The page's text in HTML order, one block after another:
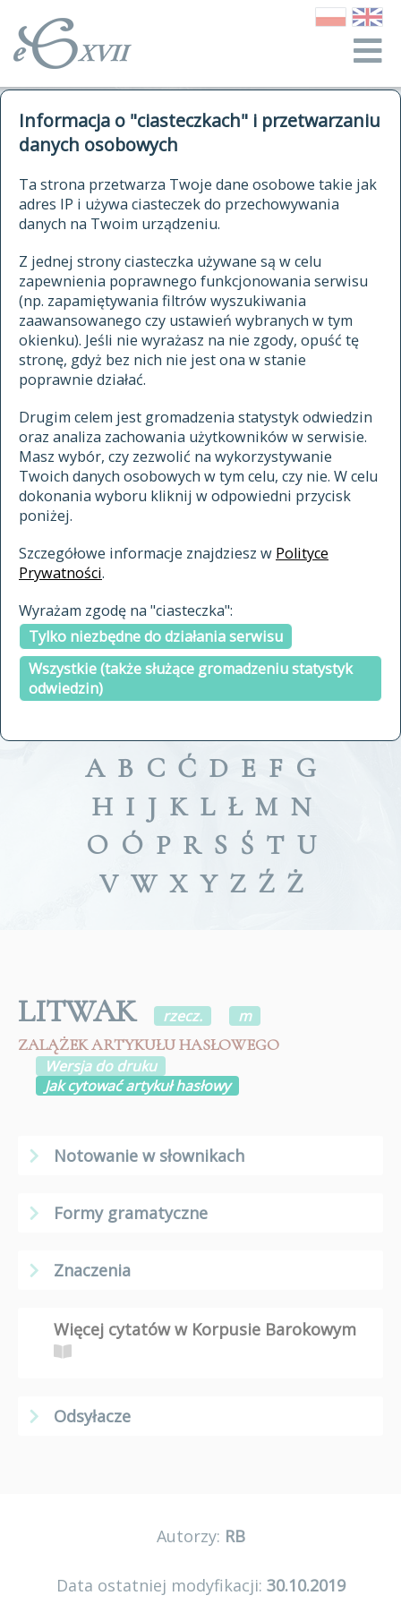
Informacja o "ciasteczkach" i przetwarzaniu
danych osobowych
Ta strona przetwarza Twoje dane osobowe takie jak
adres IP i używa ciasteczek do przechowywania
danych na Twoim urządzeniu.
Z jednej strony ciasteczka używane są w celu
zapewnienia poprawnego funkcjonowania serwisu
(np. zapamiętywania filtrów wyszukiwania
zaawansowanego czy ustawień wybranych w tym
okienku). Jeśli nie wyrażasz na nie zgody, opuść tę
stronę, gdyż bez nich nie jest ona w stanie
poprawnie działać.
Drugim celem jest gromadzenia statystyk odwiedzin
oraz analiza zachowania użytkowników w serwisie.
Masz wybór, czy zezwolić na wykorzystywanie
Twoich danych osobowych w tym celu, czy nie. W celu
dokonania wyboru kliknij w odpowiedni przycisk
poniżej.
Szczegółowe informacje znajdziesz w Polityce
Prywatności.
Wyrażam zgodę na "ciasteczka":
Tylko niezbędne do działania serwisu
Wszystkie (także służące gromadzeniu statystyk
odwiedzin)
autorzy Słownika
historia
publikacje
źródła
autorzy tekstów źródłowych
zasady opracowania
statystyki
najnowsze hasła
ostatnio zmodyfikowane hasła
materiały archiwalne
cytowanie
kontakt
kwerendy
jak cytować Słownik
ELEKTRONICZNY SŁOWNIK
JĘZYKA POLSKIEGO
XVII I XVIII WIEKU
znajdź hasła
zaczynające się od
indeksie
a fronte
a tergo
A B C Ć D E F G
H I J K L Ł M N
O Ó P R S Ś T U
V W X Y Z Ź Ż
LITWAK rzecz.
m
ZALĄŻEK ARTYKUŁU HASŁOWEGO
Wersja do druku
Jak cytować artykuł hasłowy
Notowanie w słownikach
Formy gramatyczne
Znaczenia
Więcej cytatów w Korpusie Barokowym
Odsyłacze
Autorzy: RB
Data ostatniej modyfikacji: 30.10.2019